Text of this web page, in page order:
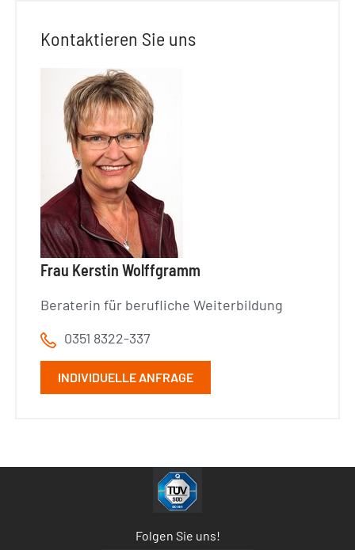
Kontaktieren Sie uns
Frau Kerstin Wolffgramm
Beraterin für berufliche Weiterbildung
0351 8322-337
INDIVIDUELLE ANFRAGE
Folgen Sie uns!